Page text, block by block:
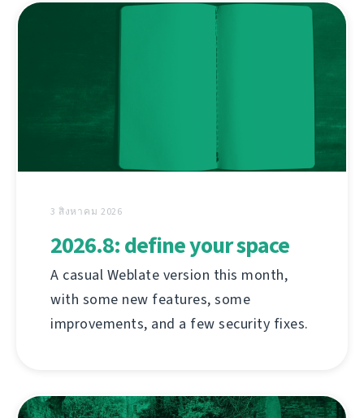
3 สิงหาคม 2026
2026.8: define your space
A casual Weblate version this month,
with some new features, some
improvements, and a few security fixes.